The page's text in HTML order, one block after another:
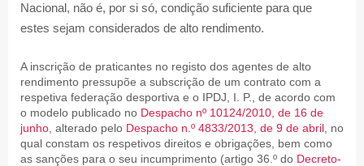
Nacional, não é, por si só, condição suficiente para que
estes sejam considerados de alto rendimento.
A inscrição de praticantes no registo dos agentes de alto
rendimento pressupõe a subscrição de um contrato com a
respetiva federação desportiva e o IPDJ, I. P., de acordo com
o modelo publicado no Despacho nº 10124/2010, de 16 de
junho , alterado pelo Despacho n.º 4833/2013, de 9 de abril , no
qual constam os respetivos direitos e obrigações, bem como
as sanções para o seu incumprimento (artigo 36.º do Decreto-